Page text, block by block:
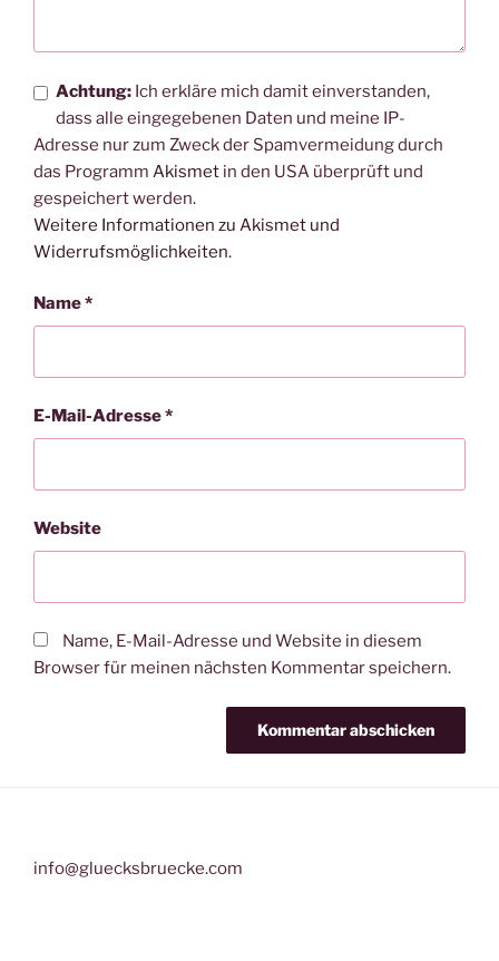
Achtung: Ich erkläre mich damit einverstanden,
dass alle eingegebenen Daten und meine IP-
Adresse nur zum Zweck der Spamvermeidung durch
das Programm Akismet in den USA überprüft und
gespeichert werden.
Weitere Informationen zu Akismet und
Widerrufsmöglichkeiten.
Name*
E-Mail-Adresse*
Website
Name, E-Mail-Adresse und Website in diesem
Browser für meinen nächsten Kommentar speichern.
info@gluecksbruecke.com